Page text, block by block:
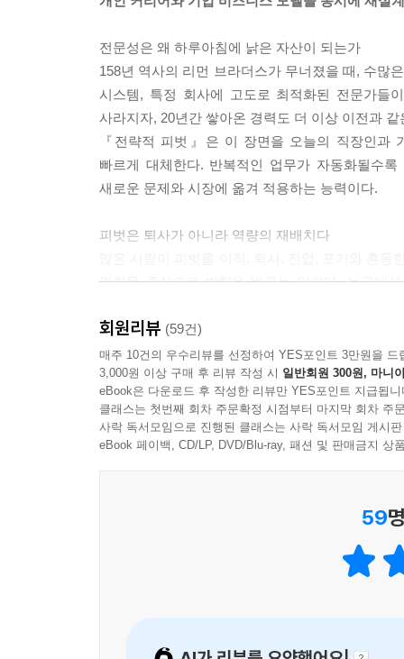
아무리 뛰어난 서퍼라도 파도가 없는 호수에서는
--- p. 156 〈6장 피벗의 성공과 실패 사례 알아보기
기업이 피벗할 수 있는 경로는 크게 여섯 가지 축
으로 움직이지 않는다. 기술을 바꾸면 고객이 바
--- p. 170 〈7장 기업 피벗의 유형 살펴보기〉중에
이 거대한 소용돌이 속에서 기존의 성공 방정식은
공급망을 끊어놓는 세상에서는 기존의 관성을 유
하는 것은 ‘그릿’이 아니다. 그것은 경직성이다. 우
유연하게 바꾸는 ‘전략적 끈기’로 피벗해야 한다.
--- p. 319 〈14장 피벗을 위한 마인드셋〉중에서
전문성은 왜 하루아침에 낡은 자산이 되는가
158년 역사의 리먼 브라더스가 무너졌을 때, 수많
시스템, 특정 회사에 고도로 최적화된 전문가들
사라지자, 20년간 쌓아온 경력도 더 이상 이전과
『전략적 피벗』은 이 장면을 오늘의 직장인과
빠르게 대체한다. 반복적인 업무가 자동화될수
새로운 문제와 시장에 옮겨 적용하는 능력이다.
피벗은 퇴사가 아니라 역량의 재배치다
역량을 중심으로 방향을 바꾸는 일이다. 농구에
그래서 이 책은 “그만둘 것인가, 버틸 것인가”라
과거를 부정하는 일이 아니라, 과거의 경험을 새로
개인은 ‘한 우물’이 아니라 ‘전이 가능한 역량’을 찾
“한 우물을 파야 성공한다”는 말은 오랫동안 성
있는지 판단하는 능력이 중요하다. 기술은 빠르게
경험은 특정 회사 안에서만 쓰이는 기능이 아니
기업은 성공 공식을 지키는 순간부터 위험해진다
회원리뷰 (59건)
매주 10건의 우수리뷰를 선정하여 YES포인트 3만원을 드
3,000원 이상 구매 후 리뷰 작성 시 일반회원 300원, 마니
eBook은 다운로드 후 작성한 리뷰만 YES포인트 지급됩니
클래스는 첫번째 회차 주문확정 시점부터 마지막 회차 주
사락 독서모임으로 진행된 클래스는 사락 독서모임 게시
eBook 페이백, CD/LP, DVD/Blu-ray, 패션 및 판매금지 상
59